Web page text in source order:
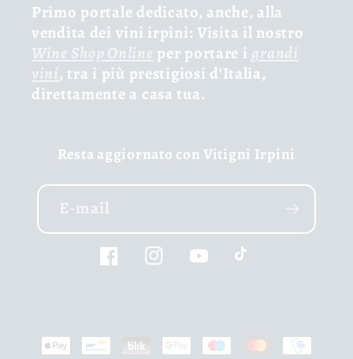
Primo portale dedicato, anche, alla
vendita dei vini irpini: Visita il nostro
Wine Shop Online per portare i grandi
vini, tra i più prestigiosi d'Italia,
direttamente a casa tua.
Resta aggiornato con Vitigni Irpini
E-mail
FacebookInstagramYouTubeTikTok
Moyens